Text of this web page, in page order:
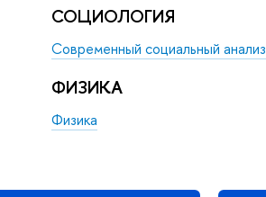
СОЦИОЛОГИЯ
Современный социальный анализ
ФИЗИКА
Физика